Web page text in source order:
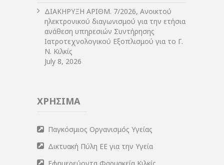
ΔIΑΚΗΡΥΞΗ ΑΡIΘΜ. 7/2026, Ανοικτού
ηλεκτρονικού διαγωνισμού για την ετήσια
ανάθεση υπηρεσιών Συντήρησης
Ιατροτεχνολογικού Εξοπλισμού για το Γ.
Ν. Κιλκίς
July 8, 2026
ΧΡΗΣΙΜΑ
Παγκόσμιος Οργανισμός Υγείας
Δικτυακή Πύλη ΕΕ για την Υγεία